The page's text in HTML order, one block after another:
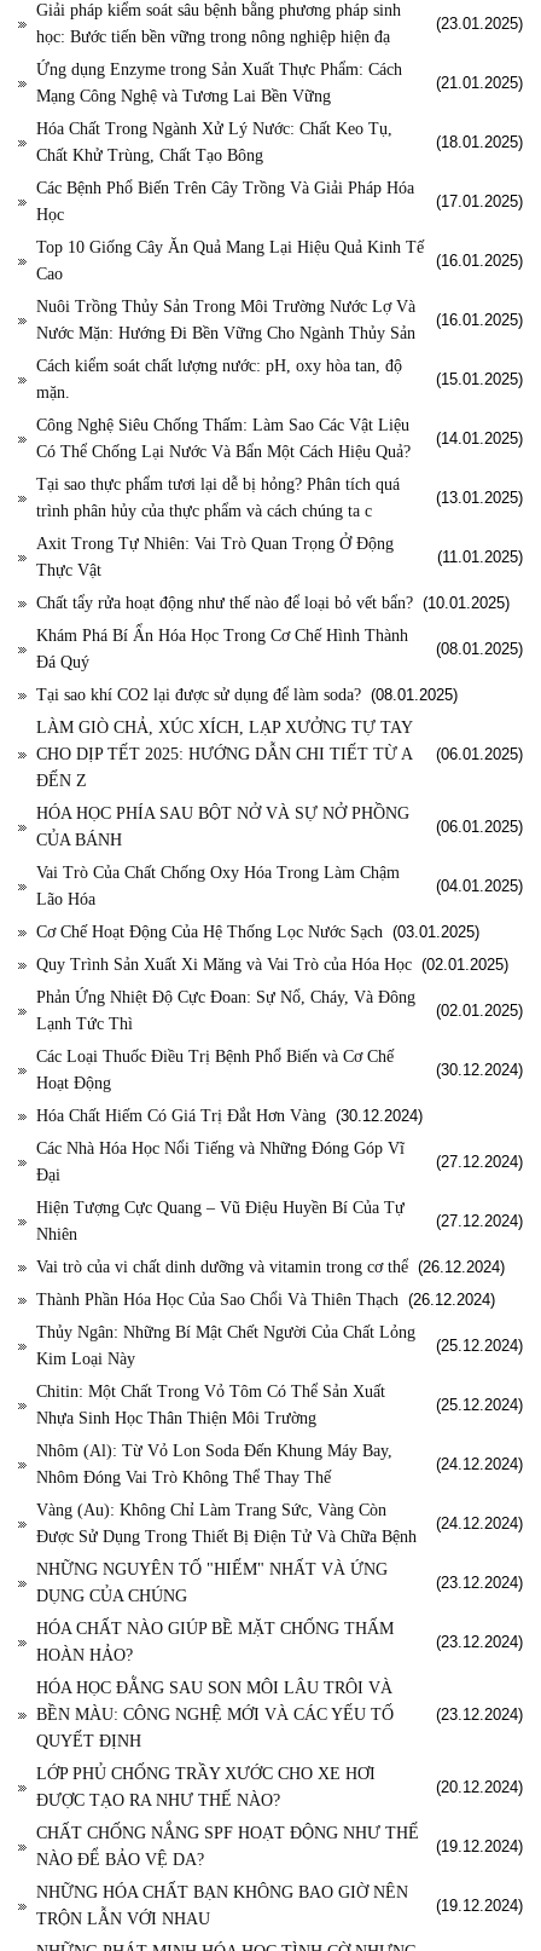
Giải pháp kiểm soát sâu bệnh bằng phương pháp sinh
học: Bước tiến bền vững trong nông nghiệp hiện đạ
(23.01.2025)
Ứng dụng Enzyme trong Sản Xuất Thực Phẩm: Cách
Mạng Công Nghệ và Tương Lai Bền Vững
(21.01.2025)
Hóa Chất Trong Ngành Xử Lý Nước: Chất Keo Tụ,
Chất Khử Trùng, Chất Tạo Bông
(18.01.2025)
Các Bệnh Phổ Biến Trên Cây Trồng Và Giải Pháp Hóa
Học
(17.01.2025)
Top 10 Giống Cây Ăn Quả Mang Lại Hiệu Quả Kinh Tế
Cao
(16.01.2025)
Nuôi Trồng Thủy Sản Trong Môi Trường Nước Lợ Và
Nước Mặn: Hướng Đi Bền Vững Cho Ngành Thủy Sản
(16.01.2025)
Cách kiểm soát chất lượng nước: pH, oxy hòa tan, độ
mặn.
(15.01.2025)
Công Nghệ Siêu Chống Thấm: Làm Sao Các Vật Liệu
Có Thể Chống Lại Nước Và Bẩn Một Cách Hiệu Quả?
(14.01.2025)
Tại sao thực phẩm tươi lại dễ bị hỏng? Phân tích quá
trình phân hủy của thực phẩm và cách chúng ta c
(13.01.2025)
Axit Trong Tự Nhiên: Vai Trò Quan Trọng Ở Động
Thực Vật
(11.01.2025)
Chất tẩy rửa hoạt động như thế nào để loại bỏ vết bẩn? (10.01.2025)
Khám Phá Bí Ẩn Hóa Học Trong Cơ Chế Hình Thành
Đá Quý
(08.01.2025)
Tại sao khí CO2 lại được sử dụng để làm soda? (08.01.2025)
LÀM GIÒ CHẢ, XÚC XÍCH, LẠP XƯỞNG TỰ TAY
CHO DỊP TẾT 2025: HƯỚNG DẪN CHI TIẾT TỪ A
ĐẾN Z
(06.01.2025)
HÓA HỌC PHÍA SAU BỘT NỞ VÀ SỰ NỞ PHỒNG
CỦA BÁNH
(06.01.2025)
Vai Trò Của Chất Chống Oxy Hóa Trong Làm Chậm
Lão Hóa
(04.01.2025)
Cơ Chế Hoạt Động Của Hệ Thống Lọc Nước Sạch (03.01.2025)
Quy Trình Sản Xuất Xi Măng và Vai Trò của Hóa Học (02.01.2025)
Phản Ứng Nhiệt Độ Cực Đoan: Sự Nổ, Cháy, Và Đông
Lạnh Tức Thì
(02.01.2025)
Các Loại Thuốc Điều Trị Bệnh Phổ Biến và Cơ Chế
Hoạt Động
(30.12.2024)
Hóa Chất Hiếm Có Giá Trị Đắt Hơn Vàng (30.12.2024)
Các Nhà Hóa Học Nổi Tiếng và Những Đóng Góp Vĩ
Đại
(27.12.2024)
Hiện Tượng Cực Quang – Vũ Điệu Huyền Bí Của Tự
Nhiên
(27.12.2024)
Vai trò của vi chất dinh dưỡng và vitamin trong cơ thể (26.12.2024)
Thành Phần Hóa Học Của Sao Chổi Và Thiên Thạch (26.12.2024)
Thủy Ngân: Những Bí Mật Chết Người Của Chất Lỏng
Kim Loại Này
(25.12.2024)
Chitin: Một Chất Trong Vỏ Tôm Có Thể Sản Xuất
Nhựa Sinh Học Thân Thiện Môi Trường
(25.12.2024)
Nhôm (Al): Từ Vỏ Lon Soda Đến Khung Máy Bay,
Nhôm Đóng Vai Trò Không Thể Thay Thế
(24.12.2024)
Vàng (Au): Không Chỉ Làm Trang Sức, Vàng Còn
Được Sử Dụng Trong Thiết Bị Điện Tử Và Chữa Bệnh
(24.12.2024)
NHỮNG NGUYÊN TỐ "HIẾM" NHẤT VÀ ỨNG
DỤNG CỦA CHÚNG
(23.12.2024)
HÓA CHẤT NÀO GIÚP BỀ MẶT CHỐNG THẤM
HOÀN HẢO?
(23.12.2024)
HÓA HỌC ĐẰNG SAU SON MÔI LÂU TRÔI VÀ
BỀN MÀU: CÔNG NGHỆ MỚI VÀ CÁC YẾU TỐ
QUYẾT ĐỊNH
(23.12.2024)
LỚP PHỦ CHỐNG TRẦY XƯỚC CHO XE HƠI
ĐƯỢC TẠO RA NHƯ THẾ NÀO?
(20.12.2024)
CHẤT CHỐNG NẮNG SPF HOẠT ĐỘNG NHƯ THẾ
NÀO ĐỂ BẢO VỆ DA?
(19.12.2024)
NHỮNG HÓA CHẤT BẠN KHÔNG BAO GIỜ NÊN
TRỘN LẪN VỚI NHAU
(19.12.2024)